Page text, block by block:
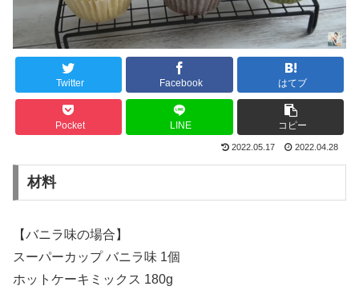
Twitter Facebook はてブ
Pocket LINE コピー
2022.05.17 2022.04.28
材料
【バニラ味の場合】
スーパーカップ バニラ味 1個
ホットケーキミックス 180g